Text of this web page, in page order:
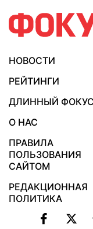
НОВОСТИ
РЕЙТИНГИ
ДЛИННЫЙ ФОКУС
О НАС
ПРАВИЛА
ПОЛЬЗОВАНИЯ
САЙТОМ
РЕДАКЦИОННАЯ
ПОЛИТИКА